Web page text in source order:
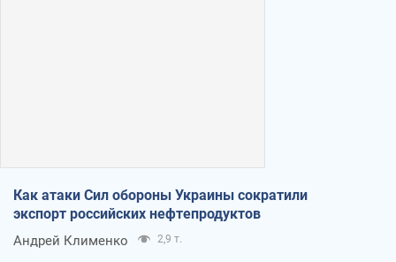
Как атаки Сил обороны Украины сократили
экспорт российских нефтепродуктов
Андрей Клименко 2,9 т.